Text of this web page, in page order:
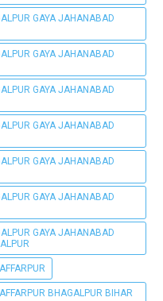
GAYA JAHANABAD
GAYA JAHANABAD
GAYA JAHANABAD
GAYA JAHANABAD
GAYA JAHANABAD
GAYA JAHANABAD
GAYA JAHANABAD
BHAGALPUR BIHAR